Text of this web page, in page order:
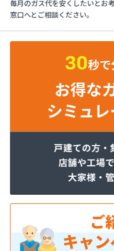
やぶねハウビン株式会社
（YAVNE・HOUVIN）
ユニオンフォレスト株式
安藤プロパン
伊藤忠エネクスホームラ
伊藤忠エネクスホームラ
社・営業部
加計燃料株式会社 広島
可部ガス販売株式会社
角本商店
株式会社エルピーガスネ
株式会社ガスセンター広
株式会社ガスパル広島販
毎月のガス代を安くしたいとお
窓口へとご相談ください。